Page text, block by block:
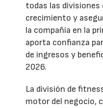
todas las
crecimiento y
la compañía en la
aporta confianza
de ingresos y
2026.
La división de
motor del negocio,